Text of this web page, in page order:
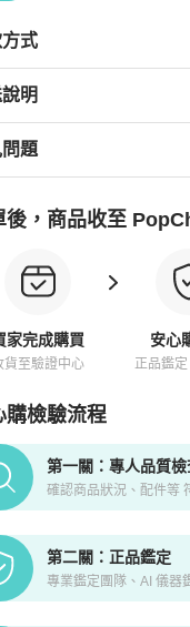
式
明
題
後，商品收至
家完成購買
貨至驗證中心
安心
正品鑑
購檢驗流程
拍拍圈正品驗證、
第一關：專人品質檢
確認商品狀況、配件等
第二關：正品鑑定
專業鑑定團隊、AI 儀器